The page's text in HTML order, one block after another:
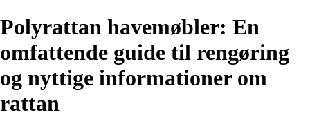
Polyrattan havemøbler: En
omfattende guide til rengøring
og nyttige informationer om
rattan